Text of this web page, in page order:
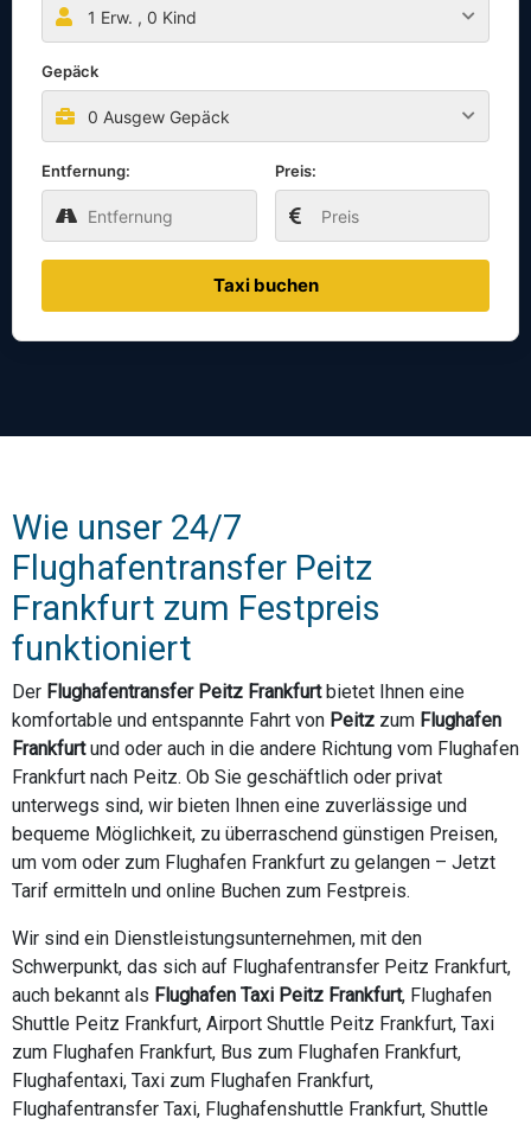
1 Erw. , 0 Kind
Gepäck
0 Ausgew Gepäck
Entfernung: Preis:
Taxi buchen
Wie unser 24/7
Flughafentransfer Peitz
Frankfurt zum Festpreis
funktioniert
Der Flughafentransfer Peitz Frankfurtbietet Ihnen eine
komfortable und entspannte Fahrt von Peitz zum Flughafen
Frankfurtund oder auch in die andere Richtung vom Flughafen
Frankfurt nach Peitz. Ob Sie geschäftlich oder privat
unterwegs sind, wir bieten Ihnen eine zuverlässige und
bequeme Möglichkeit, zu überraschend günstigen Preisen,
um vom oder zum Flughafen Frankfurt zu gelangen – Jetzt
Tarif ermitteln und online Buchen zum Festpreis.
Wir sind ein Dienstleistungsunternehmen, mit den
Schwerpunkt, das sich auf Flughafentransfer Peitz Frankfurt,
auch bekannt als Flughafen Taxi Peitz Frankfurt, Flughafen
Shuttle Peitz Frankfurt, Airport Shuttle Peitz Frankfurt, Taxi
zum Flughafen Frankfurt, Bus zum Flughafen Frankfurt,
Flughafentaxi, Taxi zum Flughafen Frankfurt,
Flughafentransfer Taxi, Flughafenshuttle Frankfurt, Shuttle